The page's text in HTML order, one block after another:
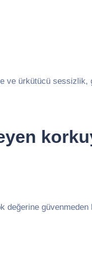
ve ürkütücü
değerine